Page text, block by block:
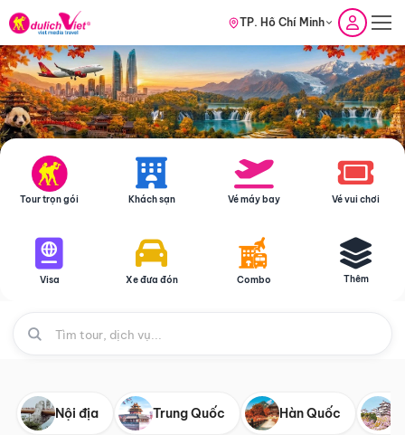
TP. Hồ Chí Minh
Tour trọn gói Khách sạn Vé máy bay Vé vui chơi
Visa Xe đưa đón Combo Thêm
Nội địa Trung Quốc Hàn Quốc